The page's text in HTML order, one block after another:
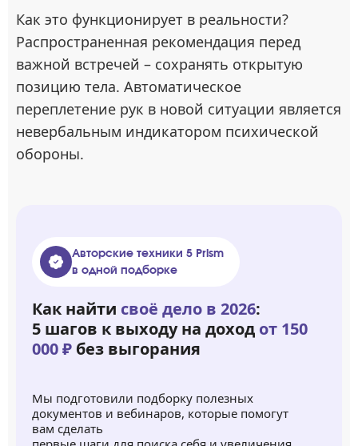
Как это функционирует в реальности?
Распространенная рекомендация перед
важной встречей – сохранять открытую
позицию тела. Автоматическое
переплетение рук в новой ситуации является
невербальным индикатором психической
обороны.
Авторские техники 5 Prism
в одной подборке
Как найти своё дело в 2026:
5 шагов к выходу на доход от 150
000 ₽ без выгорания
Мы подготовили подборку полезных
документов и вебинаров, которые помогут
вам сделать